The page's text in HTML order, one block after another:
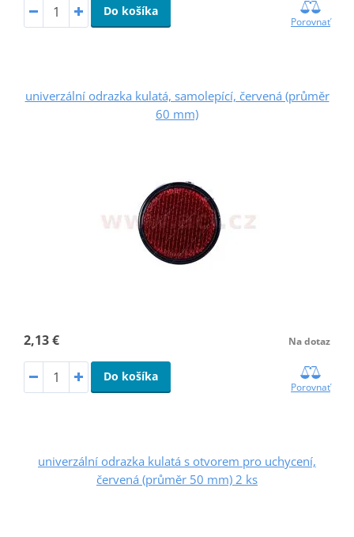
Do košíka
Porovnať
univerzální odrazka kulatá, samolepící, červená (průměr
60 mm)
2,13 € Na dotaz
Do košíka
Porovnať
univerzální odrazka kulatá s otvorem pro uchycení,
červená (průměr 50 mm) 2 ks